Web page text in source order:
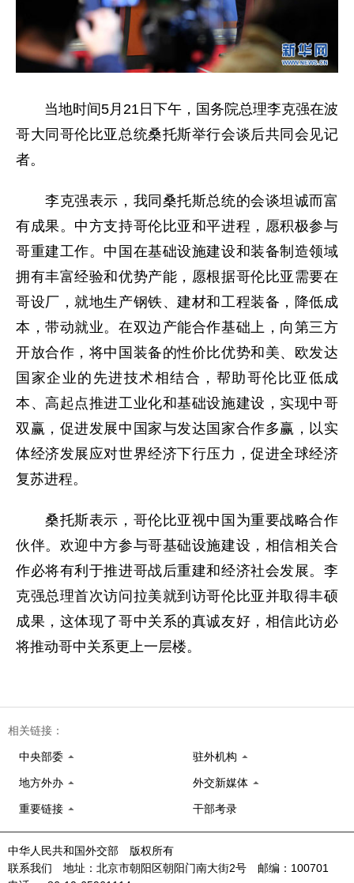
当地时间5月21日下午，国务院总理李克强在波
哥大同哥伦比亚总统桑托斯举行会谈后共同会见记
者。
李克强表示，我同桑托斯总统的会谈坦诚而富
有成果。中方支持哥伦比亚和平进程，愿积极参与
哥重建工作。中国在基础设施建设和装备制造领域
拥有丰富经验和优势产能，愿根据哥伦比亚需要在
哥设厂，就地生产钢铁、建材和工程装备，降低成
本，带动就业。在双边产能合作基础上，向第三方
开放合作，将中国装备的性价比优势和美、欧发达
国家企业的先进技术相结合，帮助哥伦比亚低成
本、高起点推进工业化和基础设施建设，实现中哥
双赢，促进发展中国家与发达国家合作多赢，以实
体经济发展应对世界经济下行压力，促进全球经济
复苏进程。
桑托斯表示，哥伦比亚视中国为重要战略合作
伙伴。欢迎中方参与哥基础设施建设，相信相关合
作必将有利于推进哥战后重建和经济社会发展。李
克强总理首次访问拉美就到访哥伦比亚并取得丰硕
成果，这体现了哥中关系的真诚友好，相信此访必
将推动哥中关系更上一层楼。
相关链接：
中央部委 驻外机构
地方外办 外交新媒体
重要链接 干部考录
中华人民共和国外交部 版权所有
联系我们 地址：北京市朝阳区朝阳门南大街2号 邮编：100701